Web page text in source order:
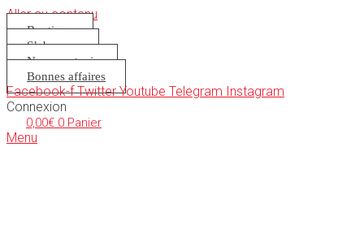
Aller au contenu
Boutique
S’abonner
Nous soutenir
Bonnes affaires
Facebook-f Twitter Youtube Telegram Instagram
Connexion
0,00€ 0 Panier
Menu